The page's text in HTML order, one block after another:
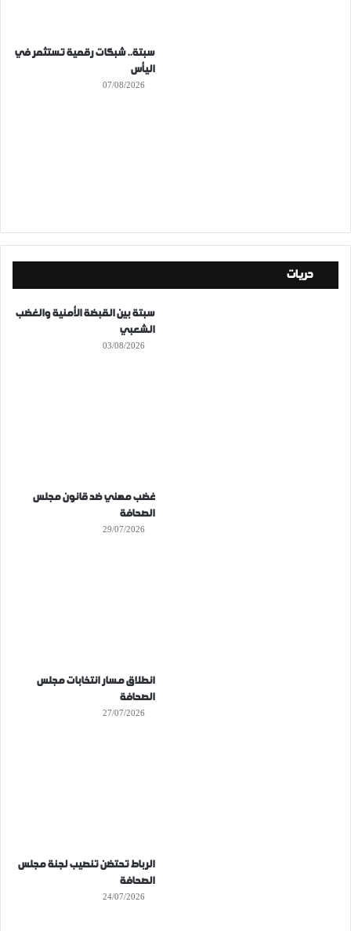
سبتة.. شبكات رقمية تستثمر في
اليأس
07/08/2026
حريات
سبتة بين القبضة الأمنية والغضب
الشعبي
03/08/2026
غضب مهني ضد قانون مجلس
الصحافة
29/07/2026
انطلاق مسار انتخابات مجلس
الصحافة
27/07/2026
الرباط تحتضن تنصيب لجنة مجلس
الصحافة
24/07/2026